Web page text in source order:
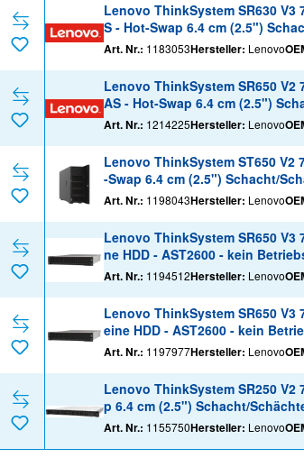
Lenovo ThinkSystem SR630 V3
S - Hot-Swap 6.4 cm (2.5")
Art. Nr.: 1183053Hersteller: Lenovo
Lenovo ThinkSystem SR650 V2
AS - Hot-Swap 6.4 cm (2.5")
Art. Nr.: 1214225Hersteller: Lenovo
Lenovo ThinkSystem ST650 V2
-Swap 6.4 cm (2.5") Schacht/
Art. Nr.: 1198043Hersteller: Lenovo
Lenovo ThinkSystem SR650 V3
ne HDD - AST2600 - kein
Art. Nr.: 1194512Hersteller: Lenovo
Lenovo ThinkSystem SR650 V3
eine HDD - AST2600 - kein
Art. Nr.: 1197977Hersteller: Lenovo
Lenovo ThinkSystem SR250 V2
p 6.4 cm (2.5") Schacht/
Art. Nr.: 1155750Hersteller: Lenovo